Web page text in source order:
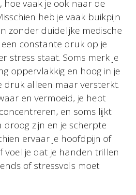
hoe vaak je ook naar de
heb je vaak buikpijn
zonder duidelijke medische
constante druk op je
stress staat. Soms merk je
oppervlakkig en hoog in je
druk alleen maar versterkt.
en vermoeid, je hebt
en soms lijkt
droog zijn en je scherpte
ervaar je hoofdpijn of
voel je dat je handen trillen
of stressvols moet